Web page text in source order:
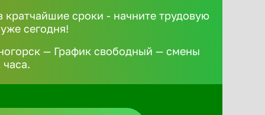
сроки - начните трудовую
сегодня!
— График свободный — смены